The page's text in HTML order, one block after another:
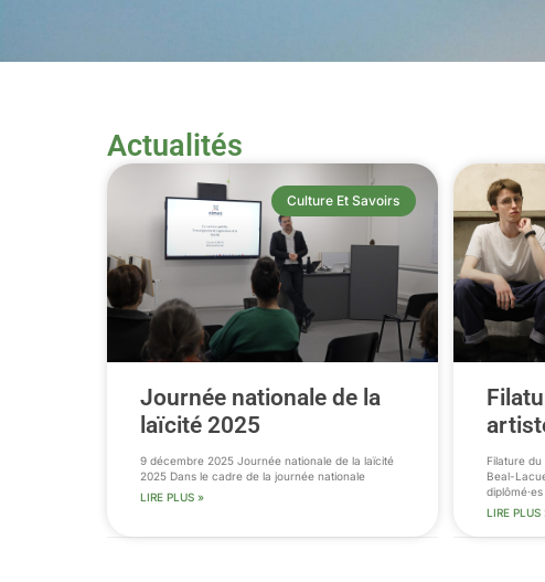
Actualités
Culture Et Savoirs
Journée nationale de la
laïcité 2025
9 décembre 2025 Journée nationale de la laïcité
2025 Dans le cadre de la journée nationale
LIRE PLUS »
Filature
Beal-
diplômé·es
LIRE PLUS